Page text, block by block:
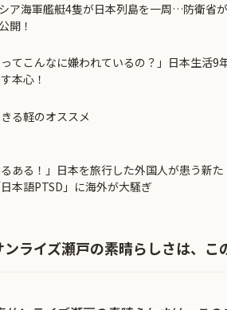
ア海軍艦艇4隻が日本列島を一周…防衛省が
開！
ってこんなに嫌われているの？」日本生活9
本心！
る軽のオススメ
ある！」日本を旅行した外国人が患う新た
本語PTSD」に海外が大騒ぎ
ライズ瀬戸の素晴らしさは、こ